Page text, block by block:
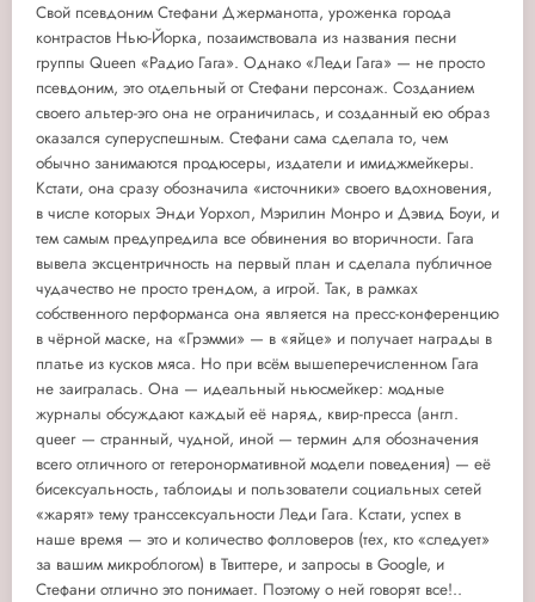
Свой псевдоним Стефани Джерманотта, уроженка города
контрастов Нью-Йорка, позаимствовала из названия песни
группы Queen «Радио Гага». Однако «Леди Гага» — не просто
псевдоним, это отдельный от Стефани персонаж. Созданием
своего альтер-эго она не ограничилась, и созданный ею образ
оказался суперуспешным. Стефани сама сделала то, чем
обычно занимаются продюсеры, издатели и имиджмейкеры.
Кстати, она сразу обозначила «источники» своего вдохновения,
в числе которых Энди Уорхол, Мэрилин Монро и Дэвид Боуи, и
тем самым предупредила все обвинения во вторичности. Гага
вывела эксцентричность на первый план и сделала публичное
чудачество не просто трендом, а игрой. Так, в рамках
собственного перформанса она является на пресс-конференцию
в чёрной маске, на «Грэмми» — в «яйце» и получает награды в
платье из кусков мяса. Но при всём вышеперечисленном Гага
не заигралась. Она — идеальный ньюсмейкер: модные
журналы обсуждают каждый её наряд, квир-пресса (англ.
queer — странный, чудной, иной — термин для обозначения
всего отличного от гетеронормативной модели поведения) — её
бисексуальность, таблоиды и пользователи социальных сетей
«жарят» тему транссексуальности Леди Гага. Кстати, успех в
наше время — это и количество фолловеров (тех, кто «следует»
за вашим микроблогом) в Твиттере, и запросы в Google, и
Стефани отлично это понимает. Поэтому о ней говорят все!..